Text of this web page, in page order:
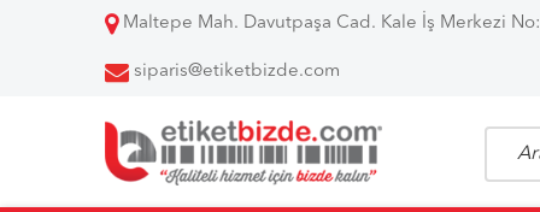
Maltepe Mah. Davutpaşa Cad. Kale İş Merkezi
siparis@etiketbizde.com